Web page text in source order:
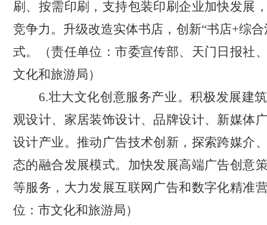
刷、按需印刷， 支持包装印刷企业加快发展
竞争力。 升级改造实体书店 ， 创新“书店+综
式。
（责任单位：市委宣传部、 天门日报社
文化和旅游局）
6.壮大文化创意服务产业。积极发展建
观设计、家居装饰设计、品牌设计、新媒体
设计产业。 推动广告技术创新，探索跨媒介
态的融合发展模式。加快发展高端广告创意
等服务，大力发展互联网广告和数字化精准
位：市文化和旅游局）